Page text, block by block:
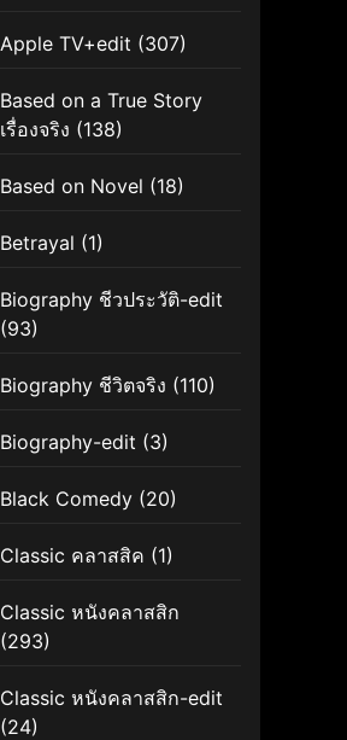
Apple TV+edit (307)
Based on a True Story
เรื่องจริง (138)
Based on Novel (18)
Betrayal (1)
Biography ชีวประวัติ-edit
(93)
Biography ชีวิตจริง (110)
Biography-edit (3)
Black Comedy (20)
Classic คลาสสิค (1)
Classic หนังคลาสสิก
(293)
Classic หนังคลาสสิก-edit
(24)